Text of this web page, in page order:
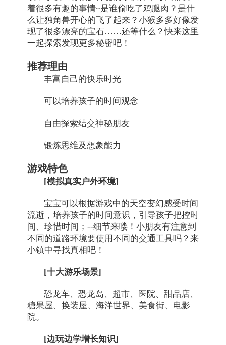
着很多有趣的事情~是谁偷吃了鸡腿肉？是什
么让独角兽开心的飞了起来？小猴多多好像发
现了很多漂亮的宝石……还等什么？快来这里
一起探索发现更多秘密吧！
推荐理由
丰富自己的快乐时光
可以培养孩子的时间观念
自由探索结交神秘朋友
锻炼思维及想象能力
游戏特色
[模拟真实户外环境]
宝宝可以根据游戏中的天空变幻感受时间
流逝，培养孩子的时间意识，引导孩子把控时
间、珍惜时间；--细节来喽！小朋友有注意到
不同的道路环境要使用不同的交通工具吗？来
小镇中寻找真相吧！
[十大游乐场景]
恐龙车、恐龙岛、超市、医院、甜品店、
糖果屋、换装屋、海洋世界、美食街、电影
院。
[边玩边学增长知识]